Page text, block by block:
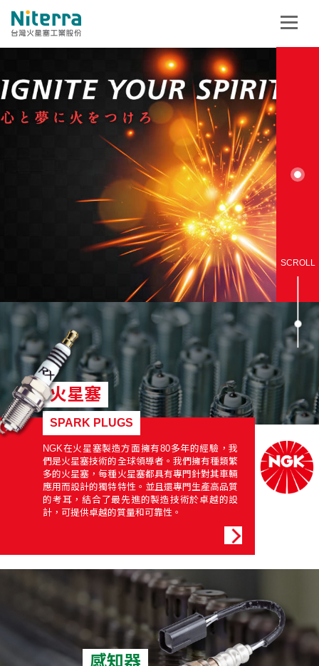
SCROLL
火星塞
SPARK PLUGS
NGK在火星塞製造方面擁有80多年的經驗，我
們是火星塞技術的全球領導者。我們擁有種類繁
多的火星塞，每種火星塞都具有專門針對其車輛
應用而設計的獨特特性。並且還專門生產高品質
的考耳，結合了最先進的製造技術於卓越的設
計，可提供卓越的質量和可靠性。
感知器